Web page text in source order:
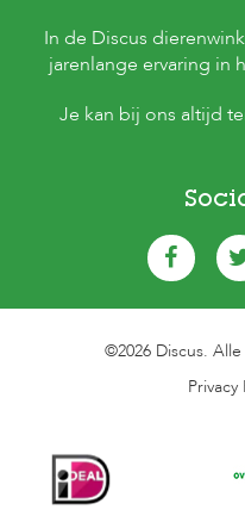
In de Discus
jarenlange ervaring in
Je kan bij ons altijd
©2026 Discus.
Privacy